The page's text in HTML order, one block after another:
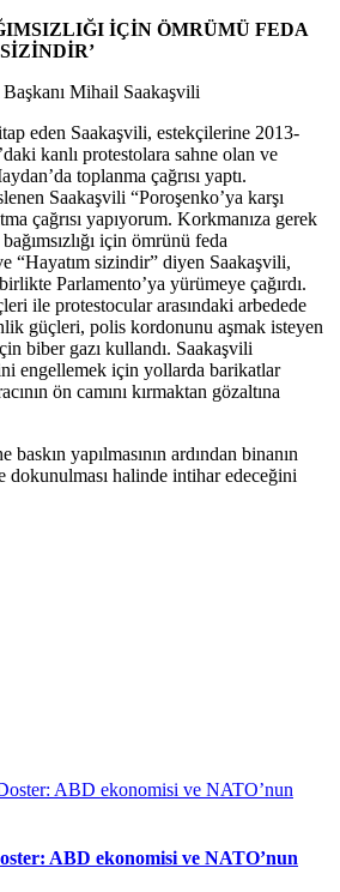
İÇİN ÖMRÜMÜ FEDA
eden Saakaşvili, estekçilerine 2013-
kanlı protestolara sahne olan ve
toplanma çağrısı yaptı.
Saakaşvili “Poroşenko’ya karşı
çağrısı yapıyorum. Korkmanıza gerek
için ömrünü feda
“Hayatım sizindir” diyen Saakaşvili,
Parlamento’ya yürümeye çağırdı.
ile protestocular arasındaki arbedede
güçleri, polis kordonunu aşmak isteyen
biber gazı kullandı. Saakaşvili
engellemek için yollarda barikatlar
ön camını kırmaktan gözaltına
yapılmasının ardından binanın
dokunulması halinde intihar edeceğini
ABD ekonomisi ve NATO’nun